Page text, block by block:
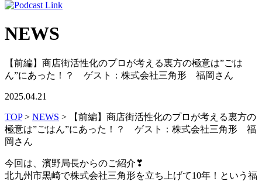
NEWS
【前編】商店街活性化のプロが考える裏方の極意は”ごは
ん”にあった！？ ゲスト：株式会社三角形 福岡さん
2025.04.21
TOP> NEWS > 【前編】商店街活性化のプロが考える裏方の
極意は”ごはん”にあった！？ ゲスト：株式会社三角形 福
岡さん
今回は、濱野局長からのご紹介❣
北九州市黒崎で株式会社三角形を立ち上げて10年！という福